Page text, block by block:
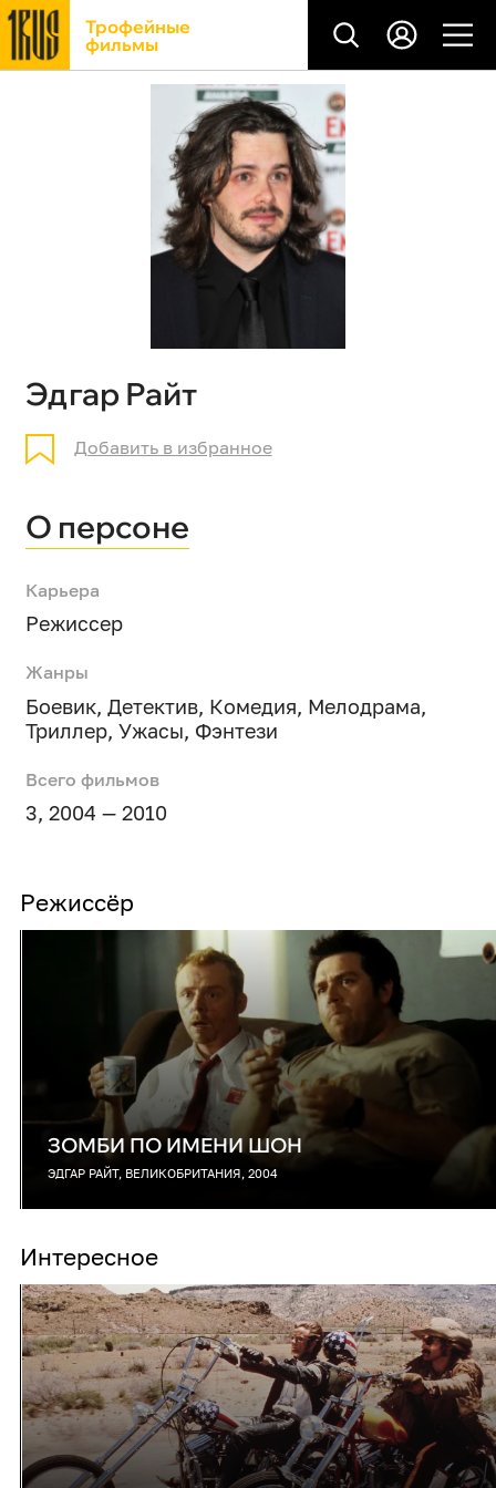
Трофейные
фильмы
Эдгар Райт
Добавить в избранное
О персоне
Карьера
Режиссер
Жанры
Боевик, Детектив, Комедия, Мелодрама,
Триллер, Ужасы, Фэнтези
Всего фильмов
3, 2004 — 2010
Режиссёр
ЗОМБИ ПО ИМЕНИ ШОН
ЭДГАР РАЙТ, ВЕЛИКОБРИТАНИЯ, 2004
Интересное